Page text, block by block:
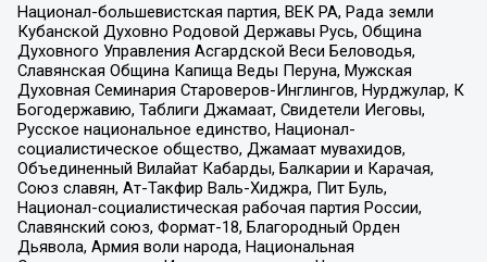
Национал-большевистская партия, ВЕК РА, Рада земли
Кубанской Духовно Родовой Державы Русь, Община
Духовного Управления Асгардской Веси Беловодья,
Славянская Община Капища Веды Перуна, Мужская
Духовная Семинария Староверов-Инглингов, Нурджулар, К
Богодержавию, Таблиги Джамаат, Свидетели Иеговы,
Русское национальное единство, Национал-
социалистическое общество, Джамаат мувахидов,
Объединенный Вилайат Кабарды, Балкарии и Карачая,
Союз славян, Ат-Такфир Валь-Хиджра, Пит Буль,
Национал-социалистическая рабочая партия России,
Славянский союз, Формат-18, Благородный Орден
Дьявола, Армия воли народа, Национальная